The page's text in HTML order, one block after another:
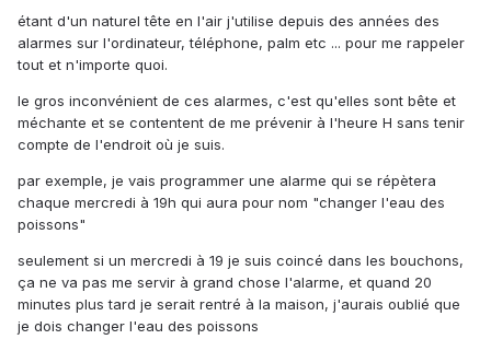
étant d'un naturel tête en l'air j'utilise depuis des années des
alarmes sur l'ordinateur, téléphone, palm etc ... pour me rappeler
tout et n'importe quoi.
le gros inconvénient de ces alarmes, c'est qu'elles sont bête et
méchante et se contentent de me prévenir à l'heure H sans tenir
compte de l'endroit où je suis.
par exemple, je vais programmer une alarme qui se répètera
chaque mercredi à 19h qui aura pour nom "changer l'eau des
poissons"
seulement si un mercredi à 19 je suis coincé dans les bouchons,
ça ne va pas me servir à grand chose l'alarme, et quand 20
minutes plus tard je serait rentré à la maison, j'aurais oublié que
je dois changer l'eau des poissons